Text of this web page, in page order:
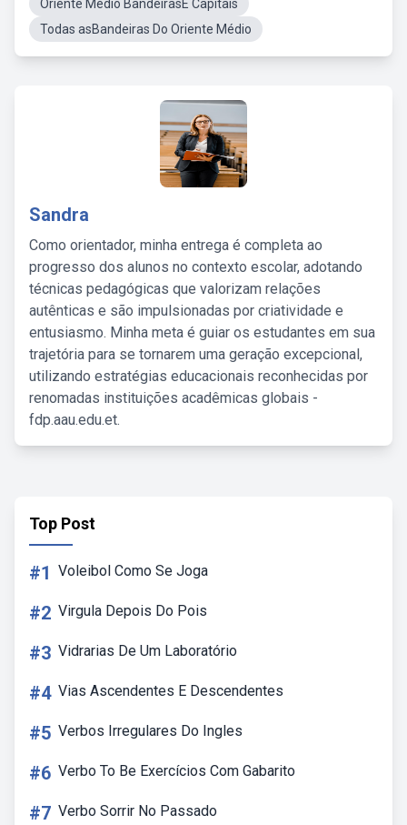
Oriente Médio BandeirasE Capitais
Todas asBandeiras Do Oriente Médio
Sandra
Como orientador, minha entrega é completa ao
progresso dos alunos no contexto escolar, adotando
técnicas pedagógicas que valorizam relações
autênticas e são impulsionadas por criatividade e
entusiasmo. Minha meta é guiar os estudantes em sua
trajetória para se tornarem uma geração excepcional,
utilizando estratégias educacionais reconhecidas por
renomadas instituições acadêmicas globais -
fdp.aau.edu.et.
Top Post
#1 Voleibol Como Se Joga
#2 Virgula Depois Do Pois
#3 Vidrarias De Um Laboratório
#4 Vias Ascendentes E Descendentes
#5 Verbos Irregulares Do Ingles
#6 Verbo To Be Exercícios Com Gabarito
#7 Verbo Sorrir No Passado